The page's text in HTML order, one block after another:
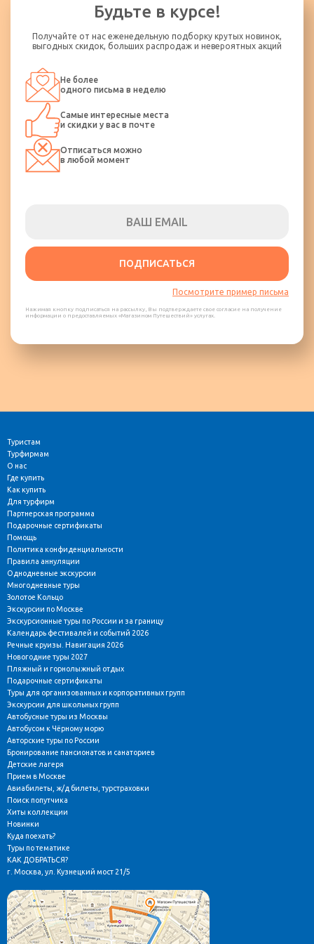
ходить по салону во время движения, а также пользоваться
Пассажир должен бережно обращаться с оборудованием
несет ответственность за ущерб, нанесенный им
транспортному средству.
Категорически запрещается распитие спиртных напитков и
курение в транспортном средстве.
Будьте в курсе!
Получайте от нас еженедельную подборку крутых новинок,
выгодных скидок, больших распродаж и невероятных акций
Не более
одного письма в неделю
Самые интересные места
и скидки у вас в почте
Отписаться можно
в любой момент
ПОДПИСАТЬСЯ
Посмотрите пример письма
Нажимая кнопку подписаться на рассылку, Вы подтверждаете свое согласие на получение
информации о предоставляемых «Магазином Путешествий» услугах.
Туристам
Турфирмам
О нас
Где купить
Как купить
Для турфирм
Партнерская программа
Подарочные сертификаты
Помощь
Политика конфиденциальности
Правила аннуляции
Однодневные экскурсии
Многодневные туры
Золотое Кольцо
Экскурсии по Москве
Экскурсионные туры по России и за границу
Календарь фестивалей и событий 2026
Речные круизы. Навигация 2026
Новогодние туры 2027
Пляжный и горнолыжный отдых
Подарочные сертификаты
Туры для организованных и корпоративных групп
Экскурсии для школьных групп
Автобусные туры из Москвы
Автобусом к Чёрному морю
Авторские туры по России
Бронирование пансионатов и санаториев
Детские лагеря
Прием в Москве
Авиабилеты, ж/д билеты, турстраховки
Поиск попутчика
Хиты коллекции
Новинки
Куда поехать?
Туры по тематике
КАК ДОБРАТЬСЯ?
г. Москва, ул. Кузнецкий мост 21/5